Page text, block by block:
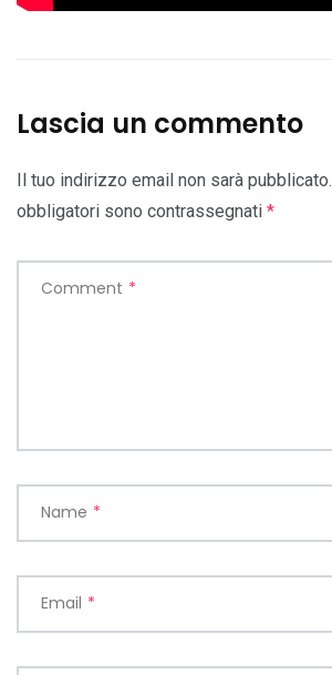
Lascia un commento
Il tuo indirizzo email non sarà pubblicato.
obbligatori sono contrassegnati *
Comment *
Name *
Email *